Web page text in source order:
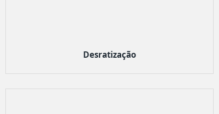
Desratização